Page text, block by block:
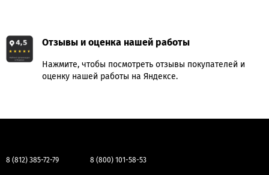
Отзывы и оценка нашей работы
Нажмите, чтобы посмотреть отзывы покупателей и
оценку нашей работы на Яндексе.
8 (812) 385-72-79 8 (800) 101-58-53